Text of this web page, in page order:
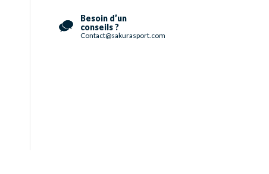
Besoin d’un
conseils ?
Contact@sakurasport.com